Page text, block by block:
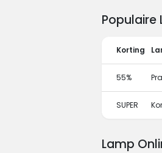
Populaire
Korting
55%
SUPER
Lamp